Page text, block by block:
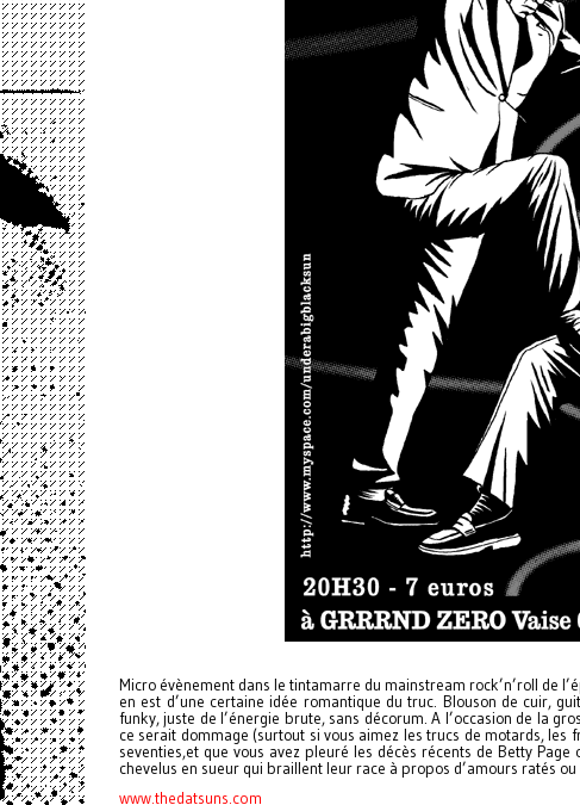
Micro évènement dans le tintamarre du mainstream rock’n’roll de
en est d’une certaine idée romantique du truc. Blouson de cuir,
funky, juste de l’énergie brute, sans décorum. A l’occasion de la
ce serait dommage (surtout si vous aimez les trucs de motards,
seventies,et que vous avez pleuré les décès récents de Betty
chevelus en sueur qui braillent leur race à propos d’amours ratés
www.thedatsuns.com